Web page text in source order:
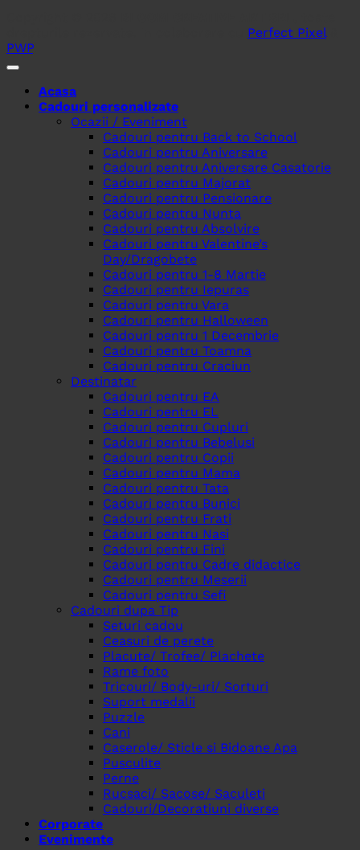
Perfect Pixel&
PWP.
Acasa
Cadouri personalizate
Ocazii / Eveniment
Cadouri pentru Back to School
Cadouri pentru Aniversare
Cadouri pentru Aniversare Casatorie
Cadouri pentru Majorat
Cadouri pentru Pensionare
Cadouri pentru Nunta
Cadouri pentru Absolvire
Cadouri pentru Valentine’s
Day/Dragobete
Cadouri pentru 1-8 Martie
Cadouri pentru Iepuras
Cadouri pentru Vara
Cadouri pentru Halloween
Cadouri pentru 1 Decembrie
Cadouri pentru Toamna
Cadouri pentru Craciun
Destinatar
Cadouri pentru EA
Cadouri pentru EL
Cadouri pentru Cupluri
Cadouri pentru Bebelusi
Cadouri pentru Copii
Cadouri pentru Mama
Cadouri pentru Tata
Cadouri pentru Bunici
Cadouri pentru Frati
Cadouri pentru Nasi
Cadouri pentru Fini
Cadouri pentru Cadre didactice
Cadouri pentru Meserii
Cadouri pentru Sefi
Cadouri dupa Tip
Seturi cadou
Ceasuri de perete
Placute/ Trofee/ Plachete
Rame foto
Tricouri/ Body-uri/ Sorturi
Suport medalii
Puzzle
Cani
Caserole/ Sticle si Bidoane Apa
Pusculite
Perne
Rucsaci/ Sacose/ Saculeti
Cadouri/Decoratiuni diverse
Corporate
Evenimente